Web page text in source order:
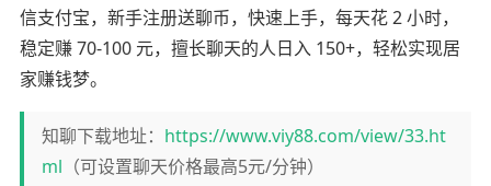
信支付宝，新手注册送聊币，快速上手，每天花 2 小时，
稳定赚 70-100 元，擅长聊天的人日入 150+，轻松实现居
家赚钱梦。
知聊下载地址： https://www.viy88.com/view/33.ht
ml （可设置聊天价格最高5元/分钟）